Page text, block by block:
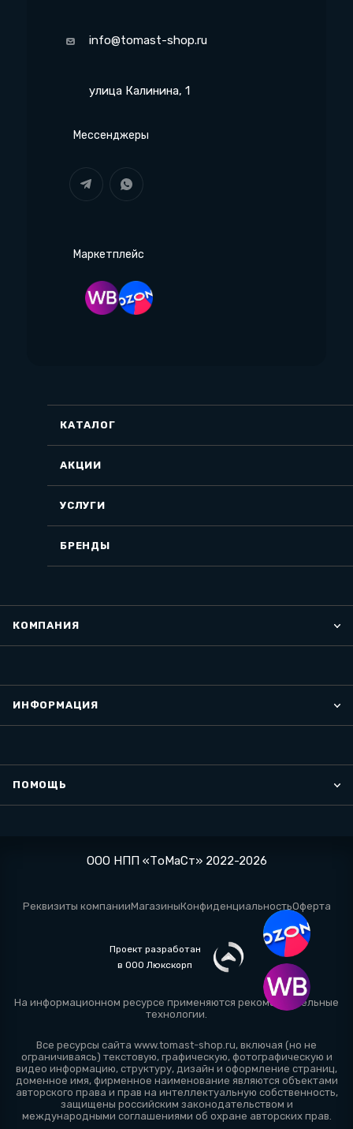
info@tomast-shop.ru
улица Калинина, 1
Мессенджеры
Маркетплейс
КАТАЛОГ
АКЦИИ
УСЛУГИ
БРЕНДЫ
КОМПАНИЯ
ИНФОРМАЦИЯ
ПОМОЩЬ
ООО НПП «ТоМаСт» 2022-2026
Реквизиты компанииМагазиныКонфиденциальностьОферта
Проект разработан
в ООО Люкскорп
На информационном ресурсе применяются рекомендательные
технологии
Все ресурсы сайта www.tomast-shop.ru, включая (но не
ограничиваясь) текстовую, графическую, фотографическую и
видео информацию, структуру, дизайн и оформление страниц,
доменное имя, фирменное наименование являются объектами
авторского права и прав на интеллектуальную собственность,
защищены российским законодательством и
международными соглашениями об охране авторских прав.